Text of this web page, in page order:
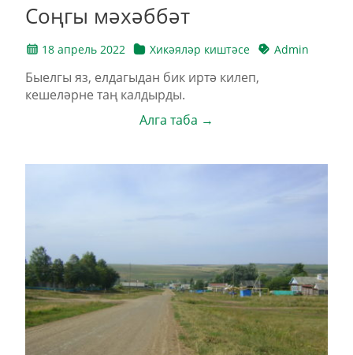
Соңгы мәхәббәт
18 апрель 2022 Хикәяләр киштәсе Admin
Быелгы яз, елдагыдан бик иртә килеп,
кешеләрне таң калдырды.
Алга таба →